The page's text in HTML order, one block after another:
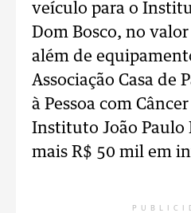
veículo para o
Dom Bosco, no
além de
Associação Casa de
à Pessoa com
Instituto João
mais R$ 50 mil em